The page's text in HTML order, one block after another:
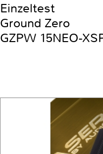
Einzeltest
Ground Zero
GZPW 15NEO-